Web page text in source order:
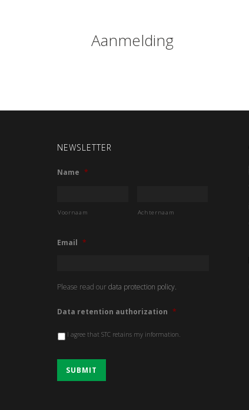
Aanmelding
NEWSLETTER
Name *
Voornaam Achternaam
Email *
Please read ourdata protection policy.
Data retention authorization *
I agree that STC retains my information.